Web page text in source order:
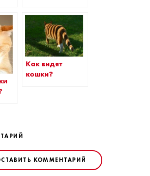
Как видят
кошки?
КОММЕНТАРИЙ